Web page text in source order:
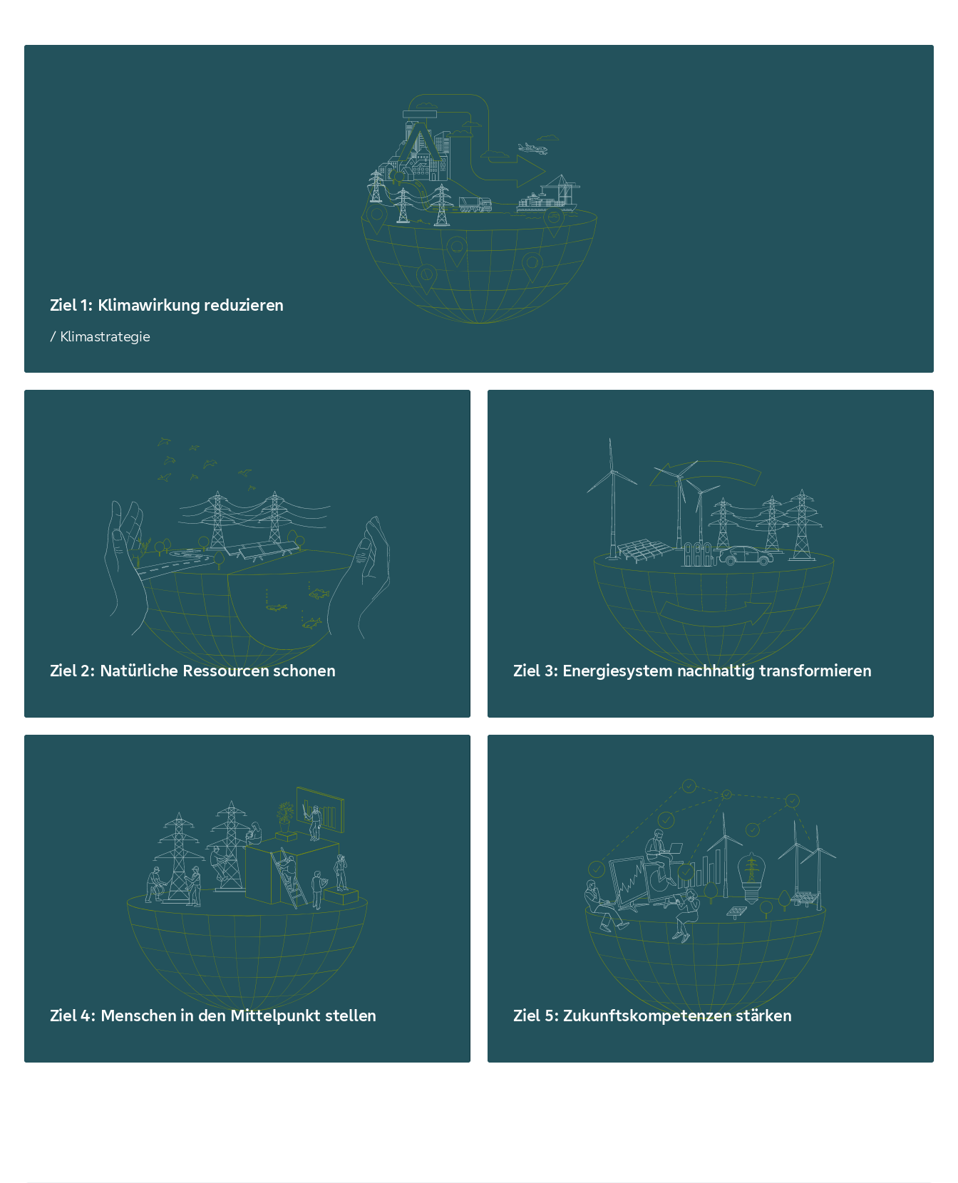
Ziel 1: Klimawirkung reduzieren
/ Klimastrategie
Ziel 2: Natürliche Ressourcen schonen Ziel 3: Energiesystem nachhaltig transformieren
Ziel 4: Menschen in den Mittelpunkt stellen Ziel 5: Zukunftskompetenzen stärken